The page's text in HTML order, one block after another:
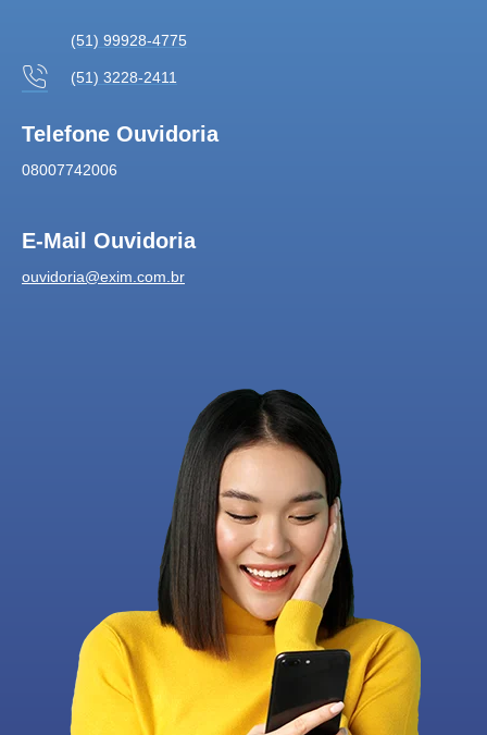
(51) 99928-4775
(51) 3228-2411
Telefone Ouvidoria
08007742006
E-Mail Ouvidoria
ouvidoria@exim.com.br